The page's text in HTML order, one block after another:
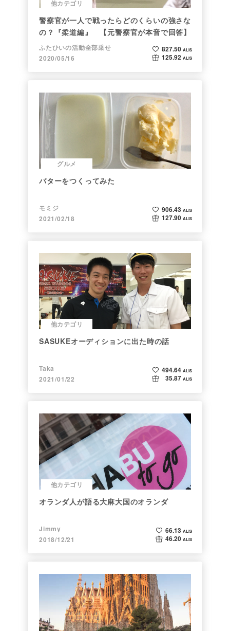
他カテゴリ
警察官が一人で戦ったらどのくらいの強さな
の？『柔道編』 【元警察官が本音で回答】
ふたひいの活動全部乗せ
2020/05/16
827.50 ALIS
125.92 ALIS
グルメ
バターをつくってみた
モミジ
2021/02/18
906.43 ALIS
127.90 ALIS
他カテゴリ
SASUKEオーディションに出た時の話
Taka
2021/01/22
494.64 ALIS
35.87 ALIS
他カテゴリ
オランダ人が語る大麻大国のオランダ
Jimmy
2018/12/21
66.13 ALIS
46.20 ALIS